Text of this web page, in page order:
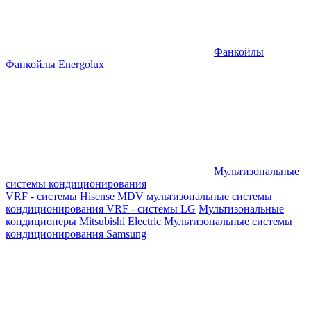
Фанкойлы
Фанкойлы Energolux
Мультизональные
системы кондиционирования
VRF - системы Hisense MDV мультизональные системы
кондиционирования VRF - системы LG Мультизональные
кондиционеры Mitsubishi Electric Мультизональные системы
кондиционирования Samsung